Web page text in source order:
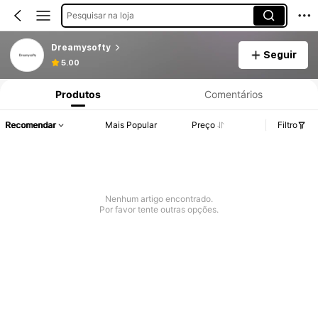
Pesquisar na loja
Dreamysofty
5.00
Seguir
Produtos Comentários
Recomendar Mais Popular Preço Filtro
Nenhum artigo encontrado.
Por favor tente outras opções.